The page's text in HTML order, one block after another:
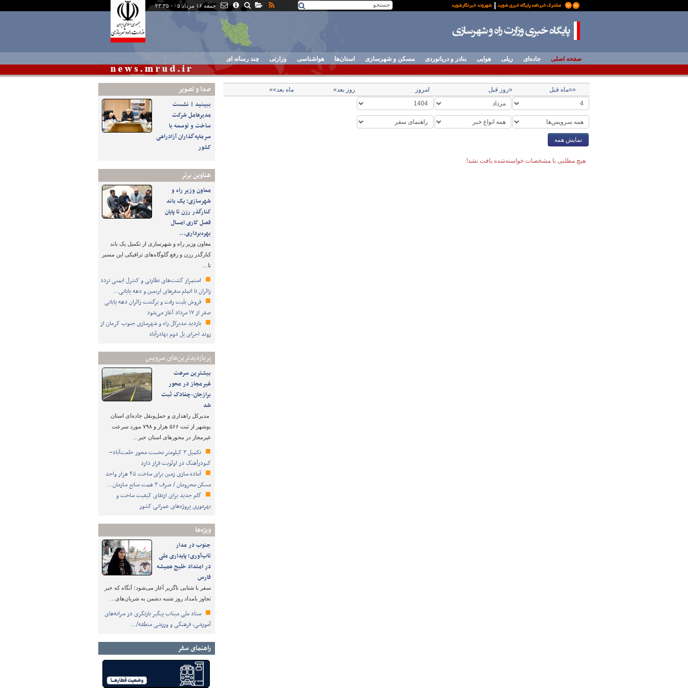
جمعه ۱۶ مرداد ۰۵ - ۲۳:۳۵
صفحه اصلی جاده‌ای ریلی هوایی بنادر و دریانوردی مسکن و شهرسازی استان‌ها هواشناسی وزارتی چند رسانه ای
صدا و تصوير
ببینید | نشست
مدیرعامل شرکت
ساخت و توسعه با
سرمایه‌گذاران آزادراهی
کشور
عناوین برتر
معاون وزیر راه و
شهرسازی: یک باند
کنارگذر رزن تا پایان
فصل کاری امسال
بهره‌برداری…
معاون وزیر راه و شهرسازی از تکمیل یک باند
کنارگذر رزن و رفع گلوگاه‌های ترافیکی این مسیر
تا…
استمرار گشت‌های نظارتی و کنترل ایمنی تردد
زائران تا اتمام سفرهای اربعین و دهه پایانی…
فروش بلیت رفت و برگشت زائران دهه پایانی
صفر از ۱۷ مرداد آغاز می‌شود
بازدید مدیرکل راه و شهرسازی جنوب کرمان از
روند اجرای پل دوم بهادرآباد
پربازدیدترین‌های سرویس
بیشترین سرعت
غیرمجاز در محور
برازجان-چغادک ثبت
شد
مدیرکل راهداری و حمل‌ونقل جاده‌ای استان
بوشهر از ثبت ۵۶۶ هزار و ۷۹۸ مورد سرعت
غیرمجاز در محورهای استان خبر…
تکمیل ۳ کیلومتر نخست محور خلعت‌آباد–
کبودرآهنگ در اولویت قرار دارد
آماده سازی زمین برای ساخت ۴۵ هزار واحد
مسکن محرومان / صرف ۳ همت منابع سازمان…
گام جدید برای ارتقای کیفیت ساخت و
بهره‌وری پروژه‌های عمرانی کشور
ویژه‌ها
جنوب در مدار
تاب‌آوری؛ پایداری ملی
در امتداد خلیج همیشه
فارس
سفر با شتابی ناگزیر آغاز می‌شود؛ آنگاه که خبر
تجاوز بامداد روز شنبه دشمن به شریان‌های…
ستاد ملی میناب پیگیر بازنگری در سرانه‌های
آموزشی، فرهنگی و ورزشی منطقه/…
راهنمای سفر
««ماه قبل «روز قبل امروز روز بعد» ماه بعد»»
نمایش همه
هیچ مطلبی با مشخصات خواسته‌شده یافت نشد!